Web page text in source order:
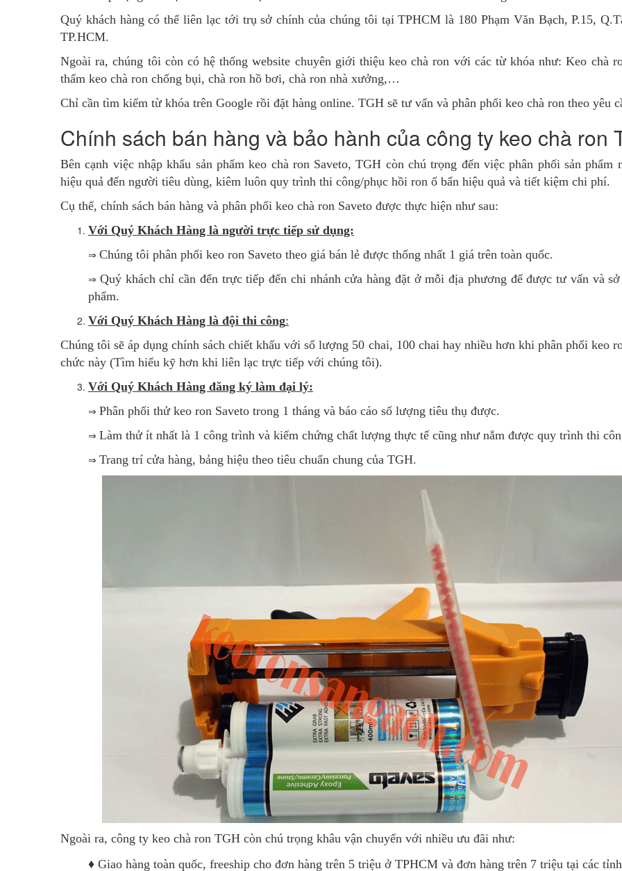
Quý khách hàng có thể liên lạc tới trụ sở chính của chúng tôi tại TPHCM là 180 Phạm Văn Bạch, P.15,
TP.HCM.
Ngoài ra, chúng tôi còn có hệ thống website chuyên giới thiệu keo chà ron với các từ khóa như: Keo chà
thấm keo chà ron chống bụi, chà ron hồ bơi, chà ron nhà xưởng,…
Chỉ cần tìm kiếm từ khóa trên Google rồi đặt hàng online. TGH sẽ tư vấn và phân phối keo chà ron theo yêu
Chính sách bán hàng và bảo hành của công ty keo chà ron
Bên cạnh việc nhập khẩu sản phẩm keo chà ron Saveto, TGH còn chú trọng đến việc phân phối sản phẩm
hiệu quả đến người tiêu dùng, kiêm luôn quy trình thi công/phục hồi ron ố bẩn hiệu quả và tiết kiệm chi phí.
Cụ thể, chính sách bán hàng và phân phối keo chà ron Saveto được thực hiện như sau:
Với Quý Khách Hàng là người trực tiếp sử dụng:
⇒ Chúng tôi phân phối keo ron Saveto theo giá bán lẻ được thống nhất 1 giá trên toàn quốc.
⇒ Quý khách chỉ cần đến trực tiếp đến chi nhánh cửa hàng đặt ở mỗi địa phương để được tư vấn và
phẩm.
Với Quý Khách Hàng là đội thi công:
Chúng tôi sẽ áp dụng chính sách chiết khấu với số lượng 50 chai, 100 chai hay nhiều hơn khi phân phối keo
chức này (Tìm hiểu kỹ hơn khi liên lạc trực tiếp với chúng tôi).
Với Quý Khách Hàng đăng ký làm đại lý:
⇒ Phân phối thử keo ron Saveto trong 1 tháng và báo cáo số lượng tiêu thụ được.
⇒ Làm thử ít nhất là 1 công trình và kiểm chứng chất lượng thực tế cũng như nắm được quy trình thi
⇒ Trang trí cửa hàng, bảng hiệu theo tiêu chuẩn chung của TGH.
Ngoài ra, công ty keo chà ron TGH còn chú trọng khâu vận chuyển với nhiều ưu đãi như:
♦ Giao hàng toàn quốc, freeship cho đơn hàng trên 5 triệu ở TPHCM và đơn hàng trên 7 triệu tại các